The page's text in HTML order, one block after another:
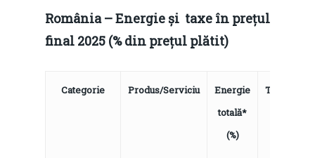
România – Energie și taxe în prețul
final 2025 (% din prețul plătit)
Categorie Produs/Serviciu
Energie
totală*
(%)